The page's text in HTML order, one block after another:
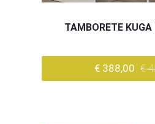
TAMBORETE
€ 388,00 €